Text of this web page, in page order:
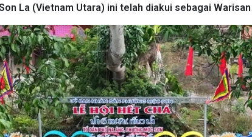
La (Vietnam Utara) ini telah diakui sebagai